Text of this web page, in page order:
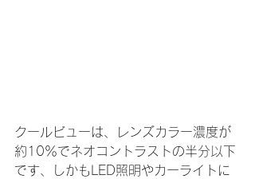
クールビューは、レンズカラー濃度が
約10％でネオコントラストの半分以下
です、しかもLED照明やカーライトに